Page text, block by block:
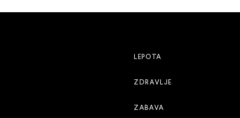
LEPOTA
ZDRAVLJE
ZABAVA